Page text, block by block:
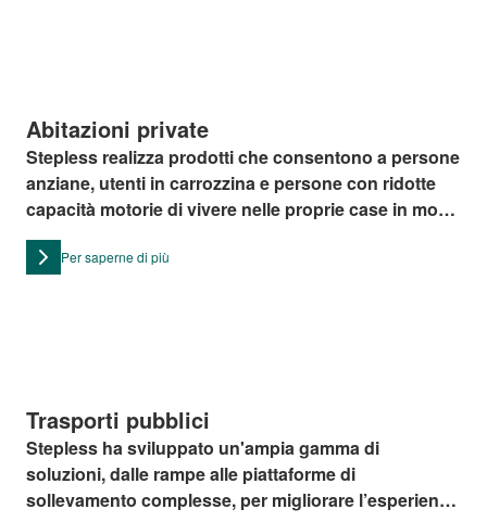
Abitazioni private
Stepless realizza prodotti che consentono a persone
anziane, utenti in carrozzina e persone con ridotte
capacità motorie di vivere nelle proprie case in modo
confortevole, anche se queste sono strutturate su
più piani o livelli.
Per saperne di più
Trasporti pubblici
Stepless ha sviluppato un'ampia gamma di
soluzioni, dalle rampe alle piattaforme di
sollevamento complesse, per migliorare l’esperienza